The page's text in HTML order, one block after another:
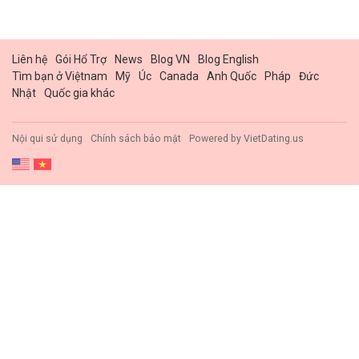
Liên hệ Gói Hổ Trợ News Blog VN
Blog English
Tìm bạn ở Việtnam
Mỹ Úc Canada Anh Quốc Pháp
Đức
Nhật
Quốc gia khác
Nội qui sử dụng Chính sách bảo mật Powered by VietDating.us